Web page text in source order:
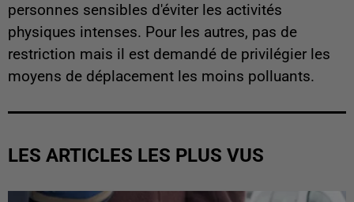
personnes sensibles d'éviter les activités
physiques intenses. Pour les autres, pas de
restriction mais il est demandé de privilégier les
moyens de déplacement les moins polluants.
LES ARTICLES LES PLUS VUS